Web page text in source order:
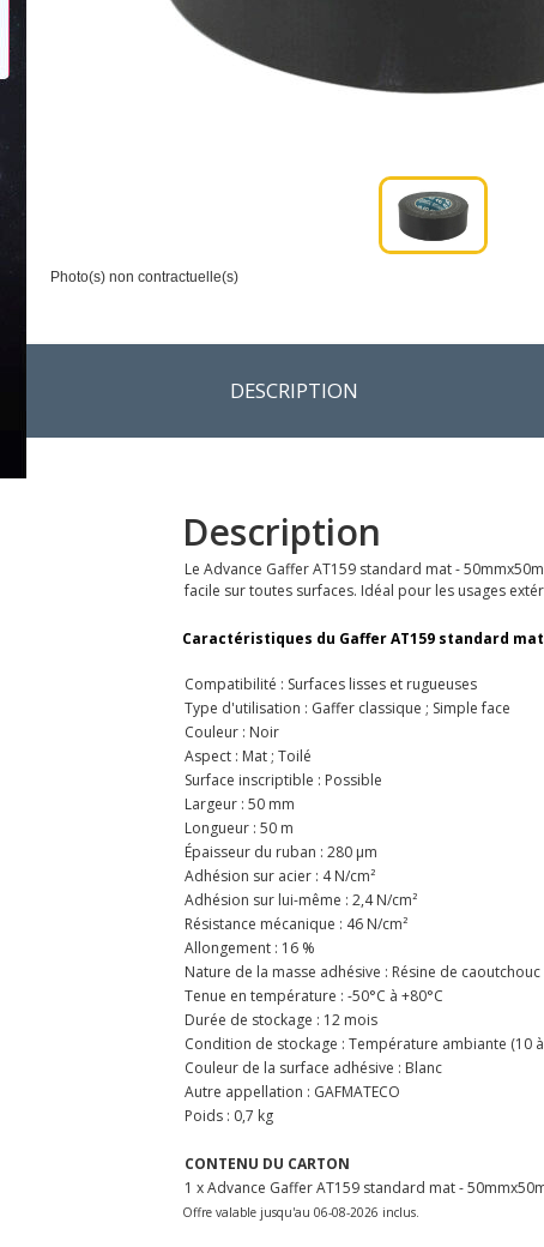
Photo(s) non contractuelle(s)
DESCRIPTION
Description
Le Advance Gaffer AT159 standard mat -
facile sur toutes surfaces. Idéal pour les usages
Caractéristiques du Gaffer AT159 standard
Compatibilité : Surfaces lisses et rugueuses
Type d'utilisation : Gaffer classique ; Simple face
Couleur : Noir
Aspect : Mat ; Toilé
Surface inscriptible : Possible
Largeur : 50 mm
Longueur : 50 m
Épaisseur du ruban : 280 µm
Adhésion sur acier : 4 N/cm²
Adhésion sur lui-même : 2,4 N/cm²
Résistance mécanique : 46 N/cm²
Allongement : 16 %
Nature de la masse adhésive : Résine de
Tenue en température : -50°C à +80°C
Durée de stockage : 12 mois
Condition de stockage : Température ambiante (10
Couleur de la surface adhésive : Blanc
Autre appellation : GAFMATECO
Poids : 0,7 kg
CONTENU DU CARTON
1 x Advance Gaffer AT159 standard mat -
Offre valable jusqu'au 06-08-2026 inclus.